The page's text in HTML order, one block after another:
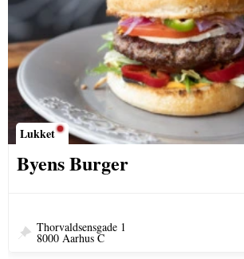
Lukket
Byens Burger
Thorvaldsensgade 1
8000 Aarhus C